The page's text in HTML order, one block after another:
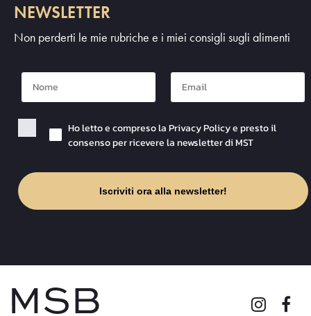
NEWSLETTER
Non perderti le mie rubriche e i miei consigli sugli alimenti
Nome Mail
Checkbox PrivacyHo letto e compreso la Privacy Policy e presto il
consenso per ricevere la newsletter di MST
Iscriviti ora alla newsletter!